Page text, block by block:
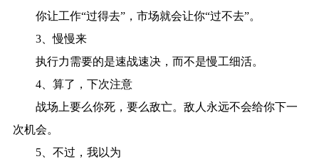
你让工作“过得去”，市场就会让你“过不去”。
3、慢慢来
执行力需要的是速战速决，而不是慢工细活。
4、算了，下次注意
战场上要么你死，要么敌亡。敌人永远不会给你下一
次机会。
5、不过，我以为